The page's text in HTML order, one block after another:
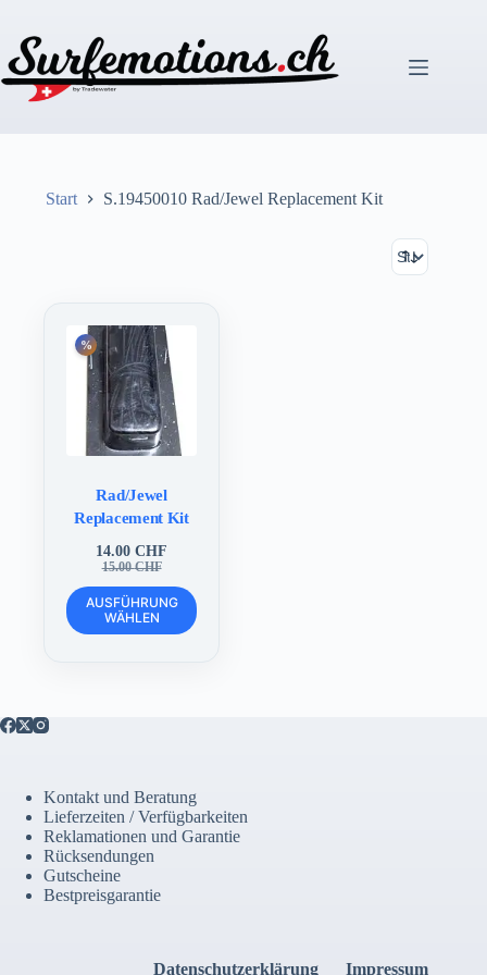
springen
Start S.19450010 Rad/Jewel Replacement Kit
Rad/Jewel
Replacement Kit
15.00CHF
Ursprünglicher
Preis
war:
15.00 CHF
14.00CHF
Aktueller
Preis
ist:
14.00 CHF.
AUSFÜHRUNG
WÄHLEN
Dieses
Produkt
weist
der
Produktseite
gewählt
werden
Kontakt und Beratung
Lieferzeiten / Verfügbarkeiten
Reklamationen und Garantie
Rücksendungen
Gutscheine
Bestpreisgarantie
Datenschutzerklärung Impressum